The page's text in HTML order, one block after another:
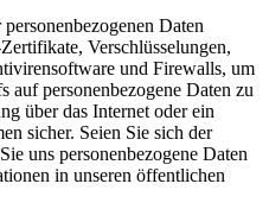
Daten
Verschlüsselungen,
und Firewalls, um
auf personenbezogene Daten zu
über das Internet oder ein
sicher. Seien Sie sich der
uns personenbezogene Daten
in unseren öffentlichen